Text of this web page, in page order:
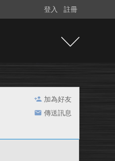
登入 註冊
加為好友
傳送訊息